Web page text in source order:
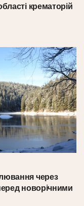
крематорій
через
новорічними